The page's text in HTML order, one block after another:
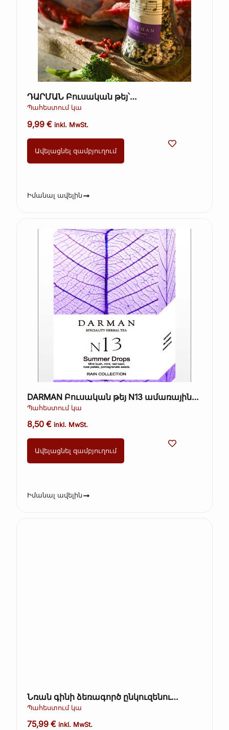
ԴԱՐՄԱՆ Բուսական թեյ՝
խոտաբույսերով և մրգերով, գրքի տուփ
Պահեստում կա
9,99€ inkl. MwSt.
Ավելացնել զամբյուղում
Իմանալ ավելին
DARMAN Բուսական թեյ N13 ամառային
կաթիլներ 40գ.
Պահեստում կա
8,50€ inkl. MwSt.
Ավելացնել զամբյուղում
Իմանալ ավելին
Նռան գինի ձեռագործ ընկուզենու
տակառի մեջ 1 լ
Պահեստում կա
75,99€ inkl. MwSt.